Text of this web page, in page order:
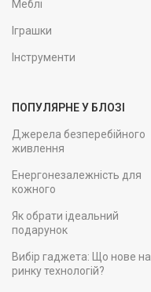
Меблі
Іграшки
Інструменти
ПОПУЛЯРНЕ У БЛОЗІ
Джерела безперебійного
живлення
Енергонезалежність для
кожного
Як обрати ідеальний
подарунок
Вибір гаджета: Що нове на
ринку технологій?